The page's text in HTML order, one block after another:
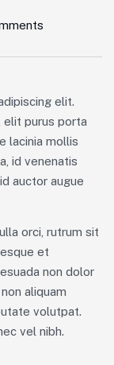
elit.
elit purus porta
lacinia mollis
id venenatis
auctor augue
orci, rutrum sit
et
non dolor
aliquam
volutpat.
vel nibh.